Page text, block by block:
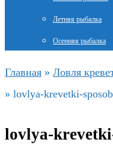
Летняя рыбалка
Осенняя рыбалка
Главная » Ловля
» lovlya-krevetki-
lovlya-